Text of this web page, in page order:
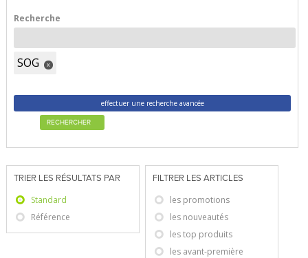
Recherche
SOG x
effectuer une recherche avancée
RECHERCHER
TRIER LES RÉSULTATS PAR
Standard
Référence
FILTRER LES ARTICLES
les promotions
les nouveautés
les top produits
les avant-première